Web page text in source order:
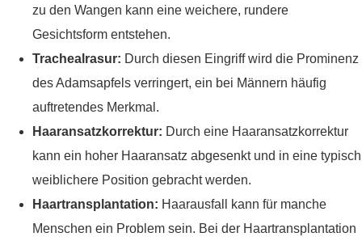
zu den Wangen kann eine weichere, rundere
Gesichtsform entstehen.
Trachealrasur: Durch diesen Eingriff wird die Prominenz
des Adamsapfels verringert, ein bei Männern häufig
auftretendes Merkmal.
Haaransatzkorrektur: Durch eine Haaransatzkorrektur
kann ein hoher Haaransatz abgesenkt und in eine typisch
weiblichere Position gebracht werden.
Haartransplantation: Haarausfall kann für manche
Menschen ein Problem sein. Bei der Haartransplantation